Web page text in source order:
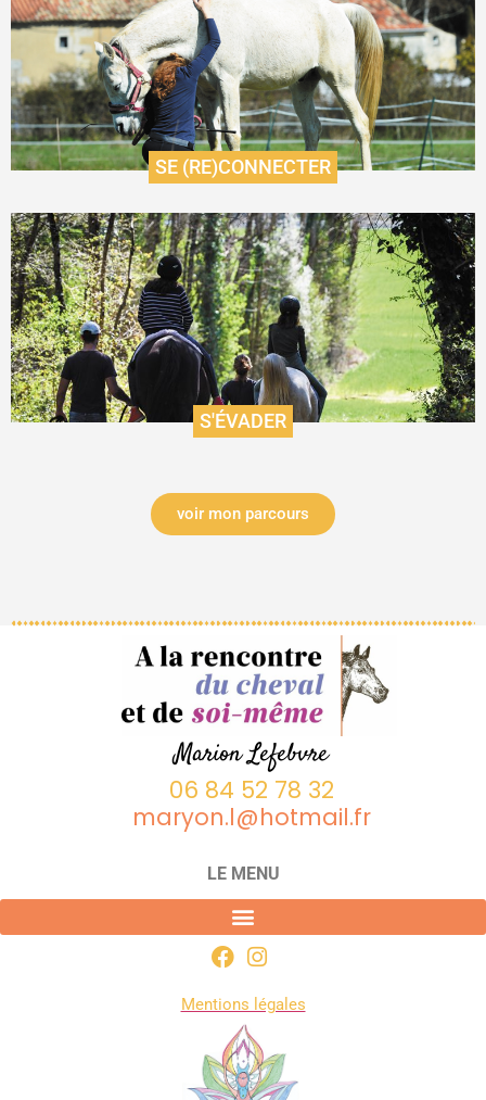
En savoir plus
SE (RE)CONNECTER
Se connecter à la nature et à son cheval avec les
randonnées
En savoir plus
S'ÉVADER
voir mon parcours
Marion Lefebvre
06 84 52 78 32
maryon.l@hotmail.fr
LE MENU
Mentions légales